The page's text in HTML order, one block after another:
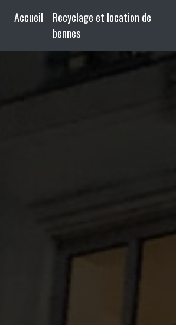
Accueil
Recyclage et location de
bennes